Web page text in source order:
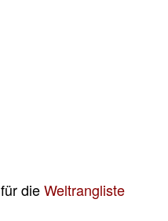
für dieWeltrangliste